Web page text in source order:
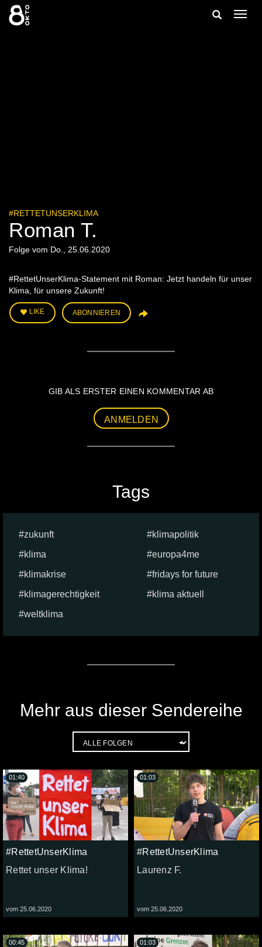
Zum
Inhalt
springen
Suche
#RETTETUNSERKLIMA
Roman T.
Folge vom Do., 25.06.2020
#RettetUnserKlima-Statement mit Roman: Jetzt handeln für unser
Klima, für unsere Zukunft!
LIKE ABONNIEREN
GIB ALS ERSTER EINEN KOMMENTAR AB
ANMELDEN
Tags
zukunft
klimapolitik
klima
europa4me
klimakrise
fridays for future
klimagerechtigkeit
klima aktuell
weltklima
Mehr aus dieser Sendereihe
#RettetUnserKlima
Rettet unser Klima!
vom 25.06.2020
01:40
#RettetUnserKlima
Laurenz F.
vom 25.06.2020
01:03
00:45 01:03